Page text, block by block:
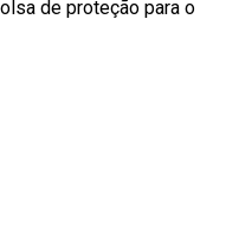
de proteção para o